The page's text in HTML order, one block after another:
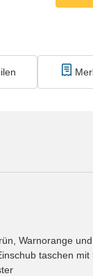
Warnorange
taschen mit